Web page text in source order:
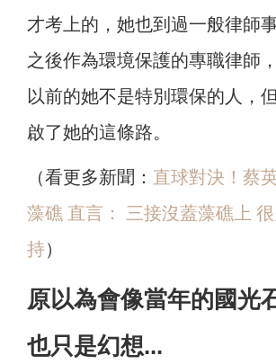
才考上的，她也到過一般律師
之後作為環境保護的專職律師
以前的她不是特別環保的人，
啟了她的這條路。
（看更多新聞： 直球對決！蔡
藻礁 直言： 三接沒蓋藻礁上
持）
原以為會像當年的國光
也只是幻想...